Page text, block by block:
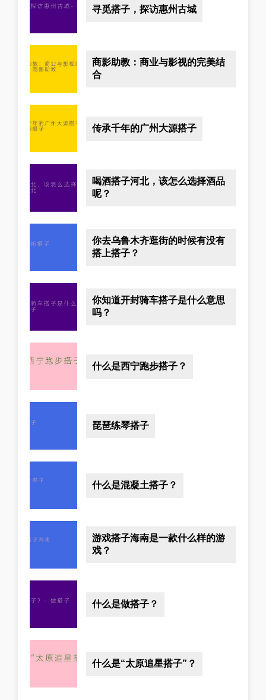
寻觅搭子，探访惠州古城
商影助教：商业与影视的完美结
合
传承千年的广州大源搭子
喝酒搭子河北，该怎么选择酒品
呢？
你去乌鲁木齐逛街的时候有没有
搭上搭子？
你知道开封骑车搭子是什么意思
吗？
什么是西宁跑步搭子？
琵琶练琴搭子
什么是混凝土搭子？
游戏搭子海南是一款什么样的游
戏？
什么是做搭子？
什么是“太原追星搭子”？